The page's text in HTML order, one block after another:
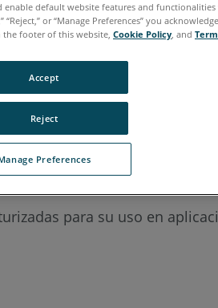
para su uso en
enable default website features and
or “Manage Preferences” you
footer of this website, Cookie Policy, and
Preferences
Reject
Accept